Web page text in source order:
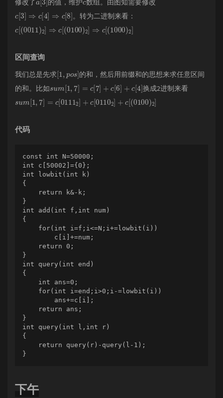
修改了 的值，维护 数组。由图知需要修改
[3] ] ⇒c 。转为二进制来看：
[(0011 )2 ] 0100) 2]⇒ c 1000) 2 ]
区间查询
我们总是先求[1 ]的和，然后 用前缀和的思想来求任意区间
的和。比如
1, ]= +c[ [4] 换成2进制来看
1, ]= 01112 ] + [ 01102] + c [( 0100 2]
代码
const int N=50000;
int c[50002]={0};
int lowbit(int k)
{
    return k&-k;
}
int add(int f,int num)
{
    for(int i=f;i<=N;i+=lowbit(i))
        c[i]+=num;
    return 0;
}
int query(int end)
{
    int ans=0;
    for(int i=end;i>0;i-=lowbit(i))
        ans+=c[i];
    return ans;
}
int query(int l,int r)
{
    return query(r)-query(l-1);
}
下午